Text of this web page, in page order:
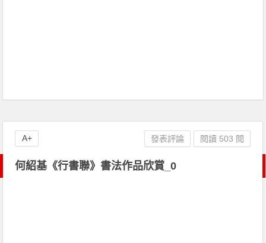
何紹基《行書聯》書法作品欣賞_0
發表評論 閱讀 503 閱
A+